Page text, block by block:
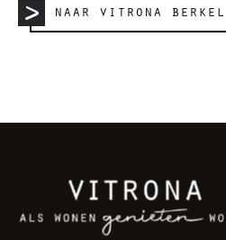
naar vitrona